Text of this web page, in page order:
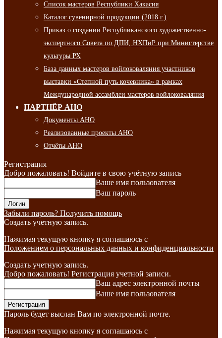
Список мастеров Республики Хакасия
Каталог сувенирной продукции (2018 г.)
Приказ о создании Республиканского художественно-
экспертного Совета по ДПИ, НХПиР при Министерстве
культуры РХ
База данных мастеров войлоковаляния участников
выставки «Степной путь кочевника» в рамках
Международной ассамблеи мастеров войлоковаляния
ПАРТНЁР АНО
Документы АНО
Реализованные проекты АНО
Отчёты АНО
Регистрация
Добро пожаловать! Войдите в свою учётную запись
Ваше имя пользователя
Ваш пароль
Забыли пароль? Получить помощь
Создать учетную запись.
Нажимая текущую кнопку я соглашаюсь с
Положением о персональных данных и конфиденциальности
Создать учетную запись.
Добро пожаловать! Регистрация учетной записи.
Ваш адрес электронной почты
Ваше имя пользователя
Пароль будет выслан Вам по электронной почте.
Нажимая текущую кнопку я соглашаюсь с